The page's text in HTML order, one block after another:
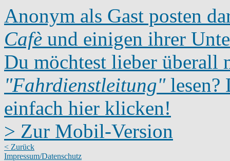
Anonym als Gast posten
Cafè und einigen ihrer
Du möchtest lieber überall
"Fahrdienstleitung"lesen?
einfach hier klicken!
> Zur Mobil-Version
< Zurück
Impressum/Datenschutz